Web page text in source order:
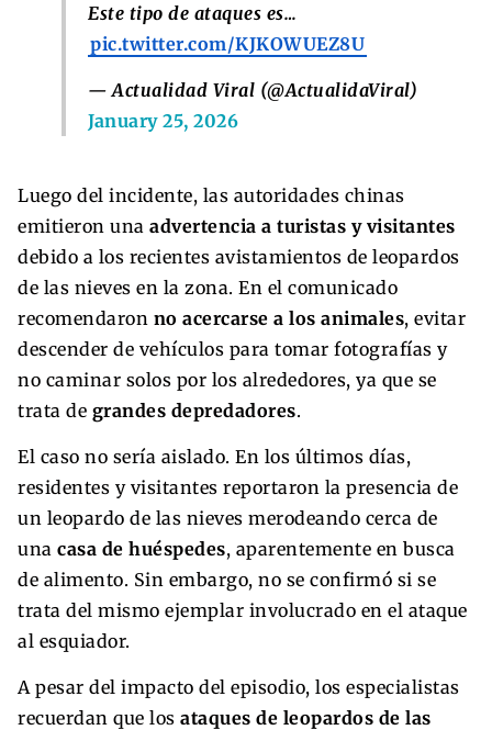
Este tipo de ataques es…
pic.twitter.com/KJKOWUEZ8U
— Actualidad Viral (@ActualidaViral)
January 25, 2026
Luego del incidente, las autoridades chinas
emitieron una advertencia a turistas y visitantes
debido a los recientes avistamientos de leopardos
de las nieves en la zona. En el comunicado
recomendaron no acercarse a los animales, evitar
descender de vehículos para tomar fotografías y
no caminar solos por los alrededores, ya que se
trata de grandes depredadores.
El caso no sería aislado. En los últimos días,
residentes y visitantes reportaron la presencia de
un leopardo de las nieves merodeando cerca de
una casa de huéspedes, aparentemente en busca
de alimento. Sin embargo, no se confirmó si se
trata del mismo ejemplar involucrado en el ataque
al esquiador.
A pesar del impacto del episodio, los especialistas
recuerdan que los ataques de leopardos de las